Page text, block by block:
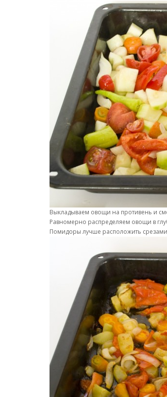
Выкладываем овощи на противень и
Равномерно распределяем овощи в
Помидоры лучше расположить срезами